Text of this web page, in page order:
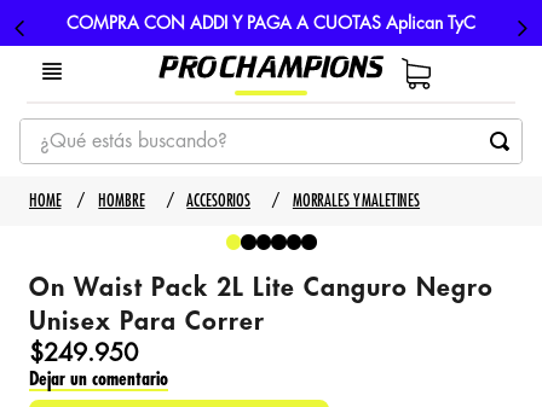
COMPRA CON ADDI Y PAGA A CUOTAS Aplican TyC
¿Qué estás buscando?
TÉRMINOS MÁS BUSCADOS
3
4. guayos
5. gorras
HOMBRE ACCESORIOS MORRALES Y MALETINES
On Waist Pack 2L Lite Canguro Negro
Unisex Para Correr
$249.950
Dejar un comentario